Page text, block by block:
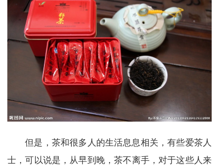
但是，茶和很多人的生活息息相关，有些爱茶人
士，可以说是，从早到晚，茶不离手，对于这些人来